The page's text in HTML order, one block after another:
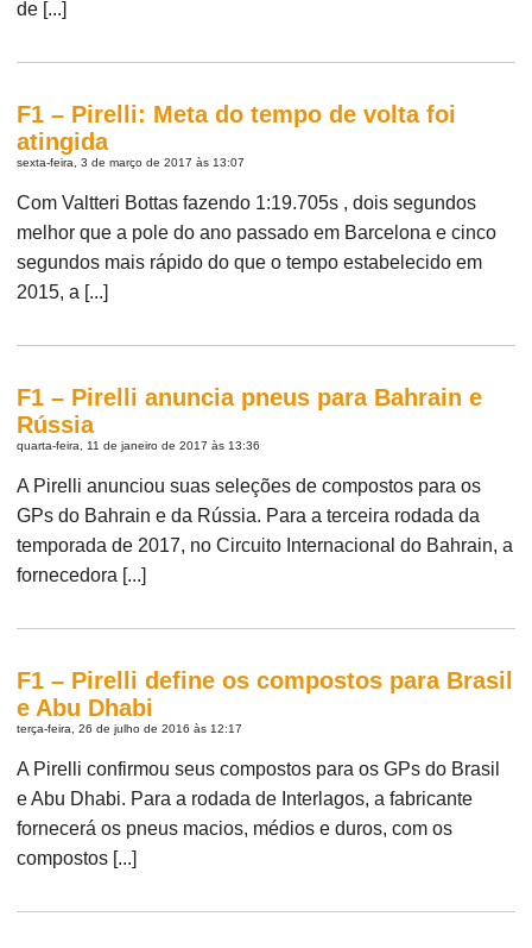
de [...]
F1 – Pirelli: Meta do tempo de volta foi
atingida
sexta-feira, 3 de março de 2017 às 13:07
Com Valtteri Bottas fazendo 1:19.705s , dois segundos
melhor que a pole do ano passado em Barcelona e cinco
segundos mais rápido do que o tempo estabelecido em
2015, a [...]
F1 – Pirelli anuncia pneus para Bahrain e
Rússia
quarta-feira, 11 de janeiro de 2017 às 13:36
A Pirelli anunciou suas seleções de compostos para os
GPs do Bahrain e da Rússia. Para a terceira rodada da
temporada de 2017, no Circuito Internacional do Bahrain, a
fornecedora [...]
F1 – Pirelli define os compostos para Brasil
e Abu Dhabi
terça-feira, 26 de julho de 2016 às 12:17
A Pirelli confirmou seus compostos para os GPs do Brasil
e Abu Dhabi. Para a rodada de Interlagos, a fabricante
fornecerá os pneus macios, médios e duros, com os
compostos [...]